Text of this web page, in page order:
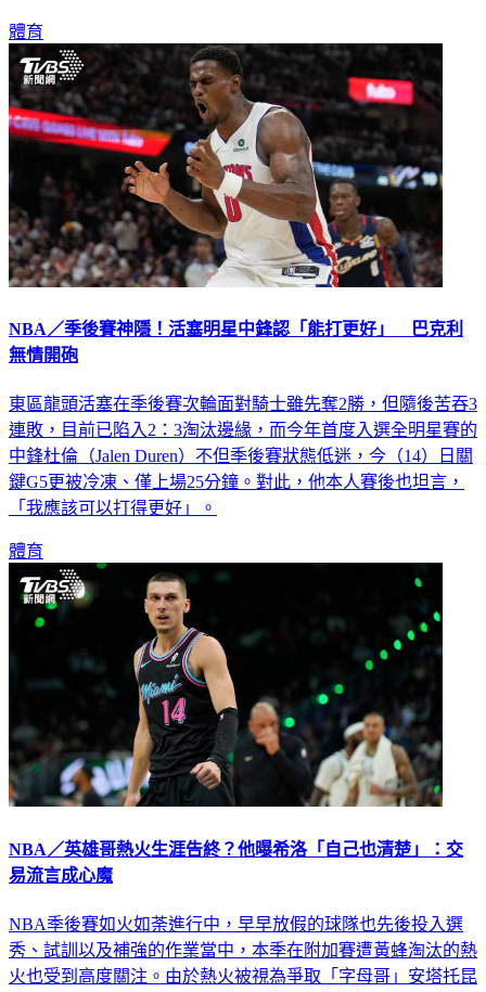
體育
NBA／季後賽神隱！活塞明星中鋒認「能打更好」 巴克利
無情開砲
東區龍頭活塞在季後賽次輪面對騎士雖先奪2勝，但隨後苦吞3
連敗，目前已陷入2：3淘汰邊緣，而今年首度入選全明星賽的
中鋒杜倫（Jalen Duren）不但季後賽狀態低迷，今（14）日關
鍵G5更被冷凍、僅上場25分鐘。對此，他本人賽後也坦言，
「我應該可以打得更好」。
體育
NBA／英雄哥熱火生涯告終？他曝希洛「自己也清楚」：交
易流言成心魔
NBA季後賽如火如荼進行中，早早放假的球隊也先後投入選
秀、試訓以及補強的作業當中，本季在附加賽遭黃蜂淘汰的熱
火也受到高度關注。由於熱火被視為爭取「字母哥」安塔托昆